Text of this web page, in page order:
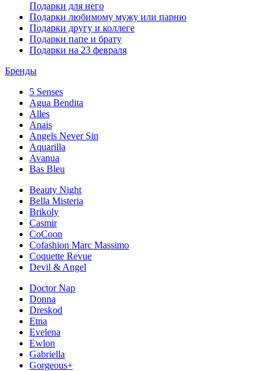
Подарки для него
Подарки любимому мужу или парню
Подарки другу и коллеге
Подарки папе и брату
Подарки на 23 февраля
Бренды
5 Senses
Agua Bendita
Alles
Anais
Angels Never Sin
Aquarilla
Avanua
Bas Bleu
Beauty Night
Bella Misteria
Brikoly
Casmir
CoCoon
Cofashion Marc Massimo
Coquette Revue
Devil & Angel
Doctor Nap
Donna
Dreskod
Etna
Evelena
Ewlon
Gabriella
Gorgeous+